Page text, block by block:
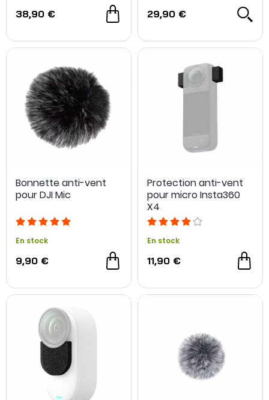
38,90 € 29,90 €
Bonnette anti-vent
pour DJI Mic
En stock
9,90 €
Protection anti-vent
pour micro Insta360
X4
En stock
11,90 €